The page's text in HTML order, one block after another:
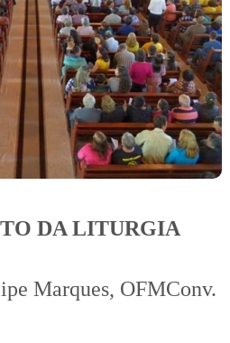
DA LITURGIA
Marques, OFMConv.